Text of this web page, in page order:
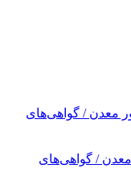
/ گواهی‌های